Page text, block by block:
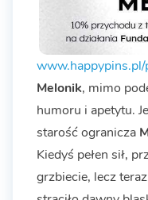
Melonik, mimo
humoru i apetytu.
starość ogranicza
Kiedyś pełen sił,
grzbiecie, lecz